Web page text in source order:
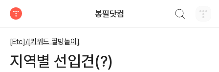
봉필닷컴
[Etc]/[키워드 짤방놀이]
지역별 선입견(?)